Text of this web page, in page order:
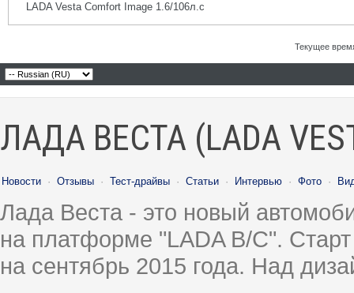
LADA Vesta Comfort Image 1.6/106л.с
Текущее
ЛАДА ВЕСТА (LADA
Новости · Отзывы · Тест-драйвы · Статьи · Интервью · Фото ·
Лада Веста - это новый
на платформе "LADA B/C".
на сентябрь 2015 года. Над